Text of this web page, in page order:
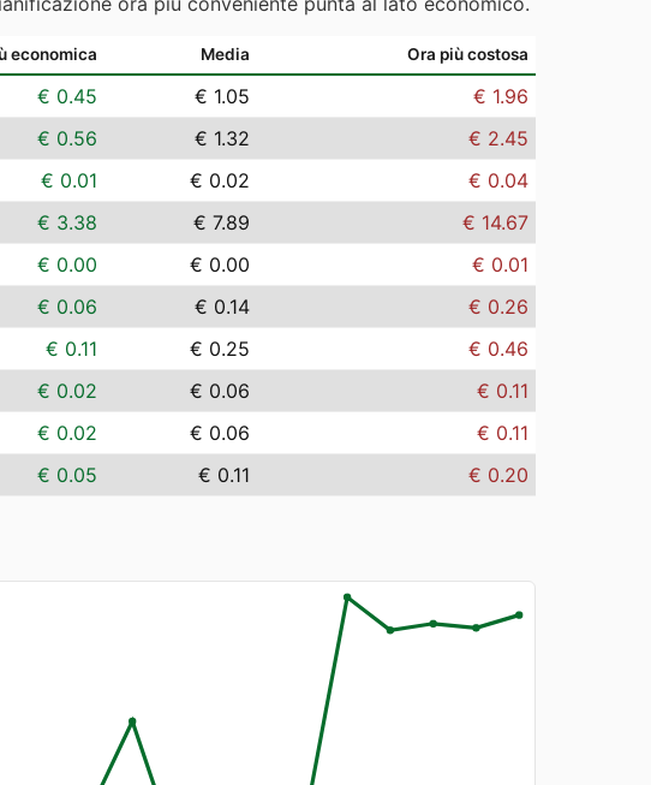
economica Media Ora più costosa
€ 0.45 € 1.05
€ 1.96
€ 0.56 € 1.32
€ 2.45
€ 0.01 € 0.02
€ 0.04
€ 3.38 € 7.89
€ 14.67
€ 0.00 € 0.00
€ 0.01
€ 0.06 € 0.14
€ 0.26
€ 0.11 € 0.25
€ 0.46
€ 0.02 € 0.06
€ 0.11
€ 0.02 € 0.06
€ 0.11
€ 0.05 € 0.11 € 0.20